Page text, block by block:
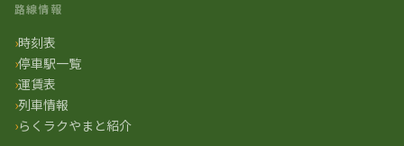
路線情報
時刻表
停車駅一覧
運賃表
列車情報
らくラクやまと紹介